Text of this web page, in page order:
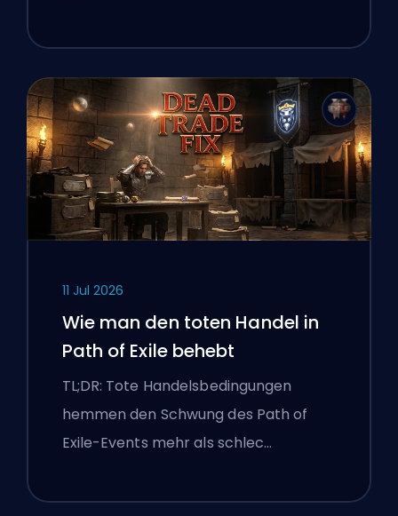
11 Jul 2026
Wie man den toten Handel in
Path of Exile behebt
TL;DR: Tote Handelsbedingungen
hemmen den Schwung des Path of
Exile-Events mehr als schlec…